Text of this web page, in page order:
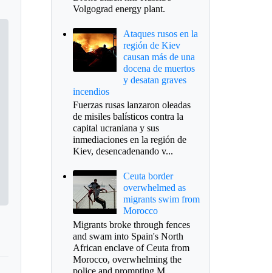
Volgograd energy plant.
Ataques rusos en la
región de Kiev
causan más de una
docena de muertos
y desatan graves
incendios
Fuerzas rusas lanzaron oleadas
de misiles balísticos contra la
capital ucraniana y sus
inmediaciones en la región de
Kiev, desencadenando v...
Ceuta border
overwhelmed as
migrants swim from
Morocco
Migrants broke through fences
and swam into Spain's North
African enclave of Ceuta from
Morocco, overwhelming the
police and prompting M...